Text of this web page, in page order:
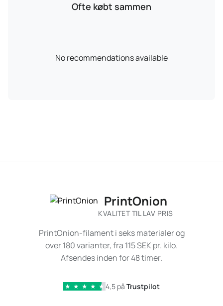
Ofte købt sammen
No recommendations available
PrintOnion
KVALITET TIL LAV PRIS
PrintOnion-filament i seks materialer og
over 180 varianter, fra 115 SEK pr. kilo.
Afsendes inden for 48 timer.
★ ★ ★ ★ ★ 4,5 på Trustpilot